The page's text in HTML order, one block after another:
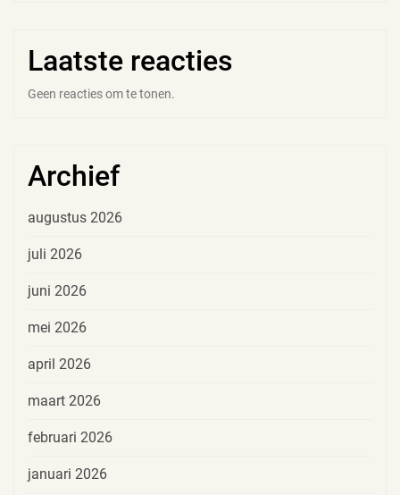
Laatste reacties
Geen reacties om te tonen.
Archief
augustus 2026
juli 2026
juni 2026
mei 2026
april 2026
maart 2026
februari 2026
januari 2026